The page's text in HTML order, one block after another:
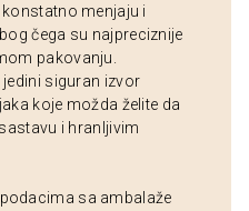
menjaju i
čega su najpreciznije
pakovanju.
siguran izvor
koje možda želite da
i hranljivim
sa ambalaže